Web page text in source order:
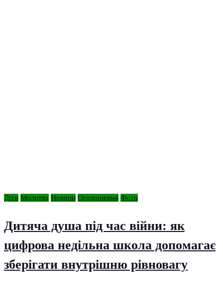
Діти Молитва Новини Оголошення Фото
Дитяча душа під час війни: як
цифрова недільна школа допомагає
зберігати внутрішню рівновагу